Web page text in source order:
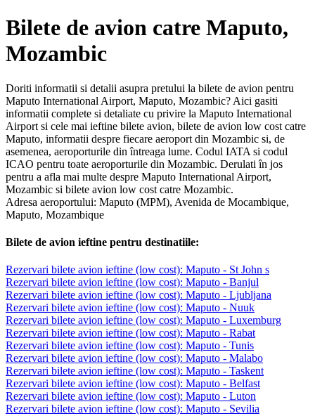
Bilete de avion catre Maputo,
Mozambic
Doriti informatii si detalii asupra pretului la bilete de avion pentru
Maputo International Airport, Maputo, Mozambic? Aici gasiti
informatii complete si detaliate cu privire la Maputo International
Airport si cele mai ieftine bilete avion, bilete de avion low cost catre
Maputo, informatii despre fiecare aeroport din Mozambic si, de
asemenea, aeroporturile din întreaga lume. Codul IATA si codul
ICAO pentru toate aeroporturile din Mozambic. Derulati în jos
pentru a afla mai multe despre Maputo International Airport,
Mozambic si bilete avion low cost catre Mozambic.
Adresa aeroportului: Maputo (MPM), Avenida de Mocambique,
Maputo, Mozambique
Bilete de avion ieftine pentru destinatiile:
Rezervari bilete avion ieftine (low cost): Maputo - St John s
Rezervari bilete avion ieftine (low cost): Maputo - Banjul
Rezervari bilete avion ieftine (low cost): Maputo - Ljubljana
Rezervari bilete avion ieftine (low cost): Maputo - Nuuk
Rezervari bilete avion ieftine (low cost): Maputo - Luxemburg
Rezervari bilete avion ieftine (low cost): Maputo - Rabat
Rezervari bilete avion ieftine (low cost): Maputo - Tunis
Rezervari bilete avion ieftine (low cost): Maputo - Malabo
Rezervari bilete avion ieftine (low cost): Maputo - Taskent
Rezervari bilete avion ieftine (low cost): Maputo - Belfast
Rezervari bilete avion ieftine (low cost): Maputo - Luton
Rezervari bilete avion ieftine (low cost): Maputo - Sevilia